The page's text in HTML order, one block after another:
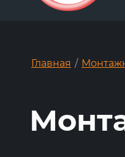
Главная /